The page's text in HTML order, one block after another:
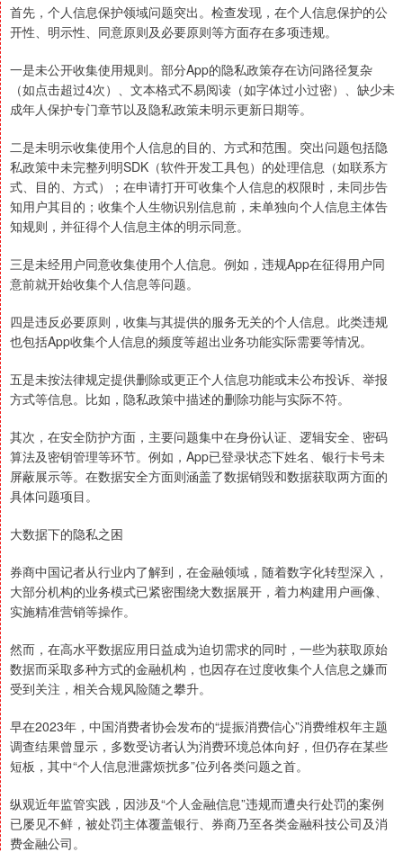
首先，个人信息保护领域问题突出。检查发现，在个人信息保护的公
开性、明示性、同意原则及必要原则等方面存在多项违规。
一是未公开收集使用规则。部分App的隐私政策存在访问路径复杂
（如点击超过4次）、文本格式不易阅读（如字体过小过密）、缺少未
成年人保护专门章节以及隐私政策未明示更新日期等。
二是未明示收集使用个人信息的目的、方式和范围。突出问题包括隐
私政策中未完整列明SDK（软件开发工具包）的处理信息（如联系方
式、目的、方式）；在申请打开可收集个人信息的权限时，未同步告
知用户其目的；收集个人生物识别信息前，未单独向个人信息主体告
知规则，并征得个人信息主体的明示同意。
三是未经用户同意收集使用个人信息。例如，违规App在征得用户同
意前就开始收集个人信息等问题。
四是违反必要原则，收集与其提供的服务无关的个人信息。此类违规
也包括App收集个人信息的频度等超出业务功能实际需要等情况。
五是未按法律规定提供删除或更正个人信息功能或未公布投诉、举报
方式等信息。比如，隐私政策中描述的删除功能与实际不符。
其次，在安全防护方面，主要问题集中在身份认证、逻辑安全、密码
算法及密钥管理等环节。例如，App已登录状态下姓名、银行卡号未
屏蔽展示等。在数据安全方面则涵盖了数据销毁和数据获取两方面的
具体问题项目。
大数据下的隐私之困
券商中国记者从行业内了解到，在金融领域，随着数字化转型深入，
大部分机构的业务模式已紧密围绕大数据展开，着力构建用户画像、
实施精准营销等操作。
然而，在高水平数据应用日益成为迫切需求的同时，一些为获取原始
数据而采取多种方式的金融机构，也因存在过度收集个人信息之嫌而
受到关注，相关合规风险随之攀升。
早在2023年，中国消费者协会发布的“提振消费信心”消费维权年主题
调查结果曾显示，多数受访者认为消费环境总体向好，但仍存在某些
短板，其中“个人信息泄露烦扰多”位列各类问题之首。
纵观近年监管实践，因涉及“个人金融信息”违规而遭央行处罚的案例
已屡见不鲜，被处罚主体覆盖银行、券商乃至各类金融科技公司及消
费金融公司。